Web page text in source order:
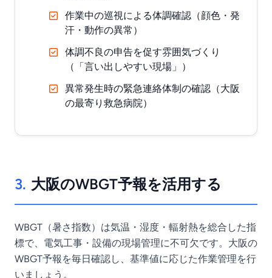
作業中の巡視による体調確認（顔色・発
汗・動作の異常）
体調不良の申告を促す雰囲気づくり
（「言い出しやすい現場」）
異常発生時の緊急連絡体制の確認（大阪
の最寄り救急病院）
3. 大阪のWBGT予報を活用する
WBGT（暑さ指数）は気温・湿度・輻射熱を総合した指
標で、電気工事・設備の現場管理に不可欠です。大阪の
WBGT予報を毎日確認し、基準値に応じた作業管理を行
いましょう。